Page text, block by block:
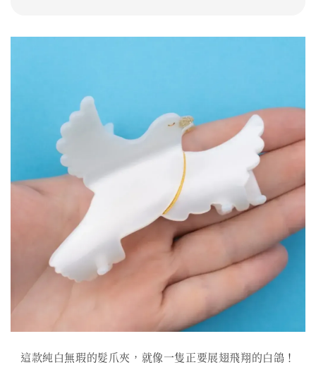
這款純白無瑕的髮爪夾，就像一隻正要展翅飛翔的白鴿！